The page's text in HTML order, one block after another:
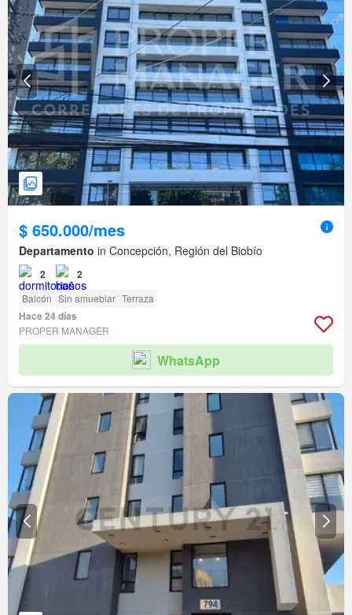
$ 650.000/mes
Departamento in Concepción, Región del Biobío
2 2
Balcón Sin amueblar Terraza
Hace 24 días
PROPER MANAGER
WhatsApp